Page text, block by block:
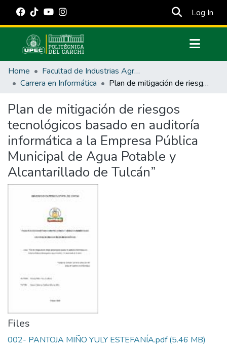
Log In
Communities & Collections
All of DSpace
Estadísticas Externas
Manuales
Home
Facultad de Industrias Agropecuarias y Ciencias Ambientales
Carrera en Informática
Plan de mitigación de riesgos tecnológicos basado en auditoría informática a la Empresa Pública Municipal de Agua Potable y Alcantarillado de Tulcán”
Plan de mitigación de riesgos
tecnológicos basado en auditoría
informática a la Empresa Pública
Municipal de Agua Potable y
Alcantarillado de Tulcán”
Files
002- PANTOJA MIÑO YULY ESTEFANÍA.pdf(5.46 MB)